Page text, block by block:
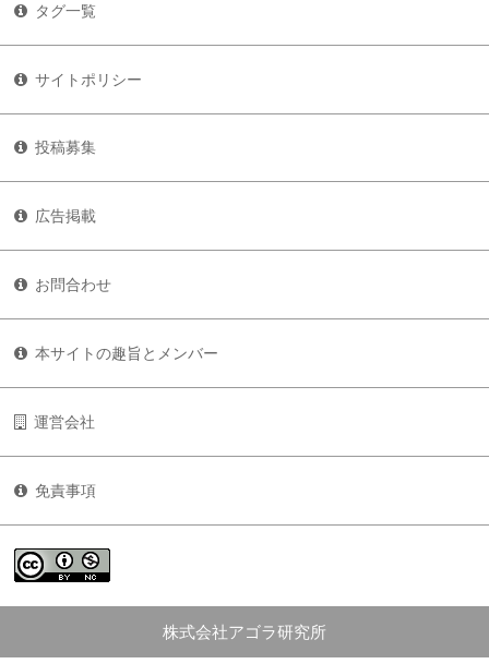
タグ一覧
サイトポリシー
投稿募集
広告掲載
お問合わせ
本サイトの趣旨とメンバー
運営会社
免責事項
株式会社アゴラ研究所